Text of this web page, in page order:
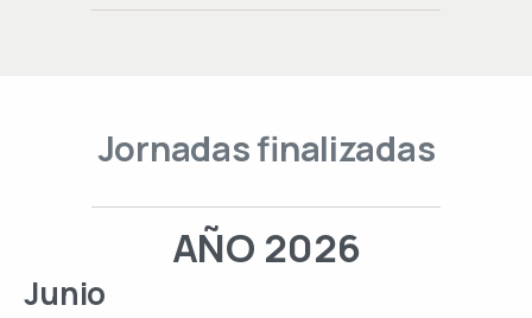
Jornadasfinalizadas
AÑO 2026
Junio